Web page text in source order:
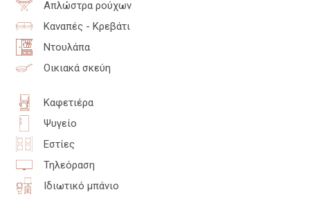
Απλώστρα ρούχων
Καναπές - Κρεβάτι
Ντουλάπα
Οικιακά σκεύη
Καφετιέρα
Ψυγείο
Εστίες
Τηλεόραση
Ιδιωτικό μπάνιο